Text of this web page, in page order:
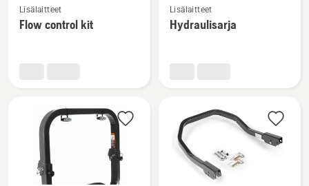
lisätietoja
tuotteesta
Lisälaitteet
Flow control kit
lisätietoja
tuotteesta
Lisälaitteet
Hydraulisarja